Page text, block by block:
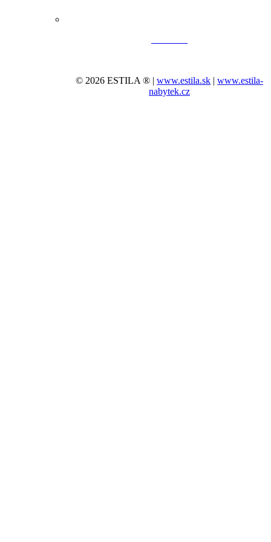
© 2026 ESTILA ® |www.estila.sk |www.estila-
nabytek.cz